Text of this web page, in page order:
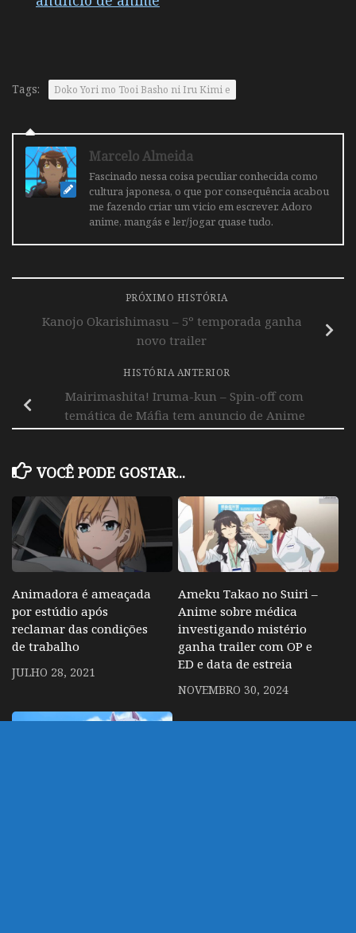
Tags: Doko Yori mo Tooi Basho ni Iru Kimi e
Marcelo Almeida
Fascinado nessa coisa peculiar conhecida como
cultura japonesa, o que por consequência acabou
me fazendo criar um vicio em escrever. Adoro
anime, mangás e ler/jogar quase tudo.
PRÓXIMO HISTÓRIA
Kanojo Okarishimasu – 5º temporada ganha
novo trailer
HISTÓRIA ANTERIOR
Mairimashita! Iruma-kun – Spin-off com
temática de Máfia tem anuncio de Anime
VOCÊ PODE GOSTAR...
Animadora é ameaçada
por estúdio após
reclamar das condições
de trabalho
JULHO 28, 2021
Ameku Takao no Suiri –
Anime sobre médica
investigando mistério
ganha trailer com OP e
ED e data de estreia
NOVEMBRO 30, 2024